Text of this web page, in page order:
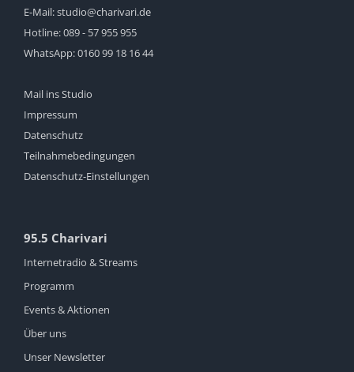
E-Mail:studio@charivari.de
Hotline:089 - 57 955 955
WhatsApp:0160 99 18 16 44
Mail ins Studio
Impressum
Datenschutz
Teilnahmebedingungen
Datenschutz-Einstellungen
95.5 Charivari
Internetradio & Streams
Programm
Events & Aktionen
Über uns
Unser Newsletter